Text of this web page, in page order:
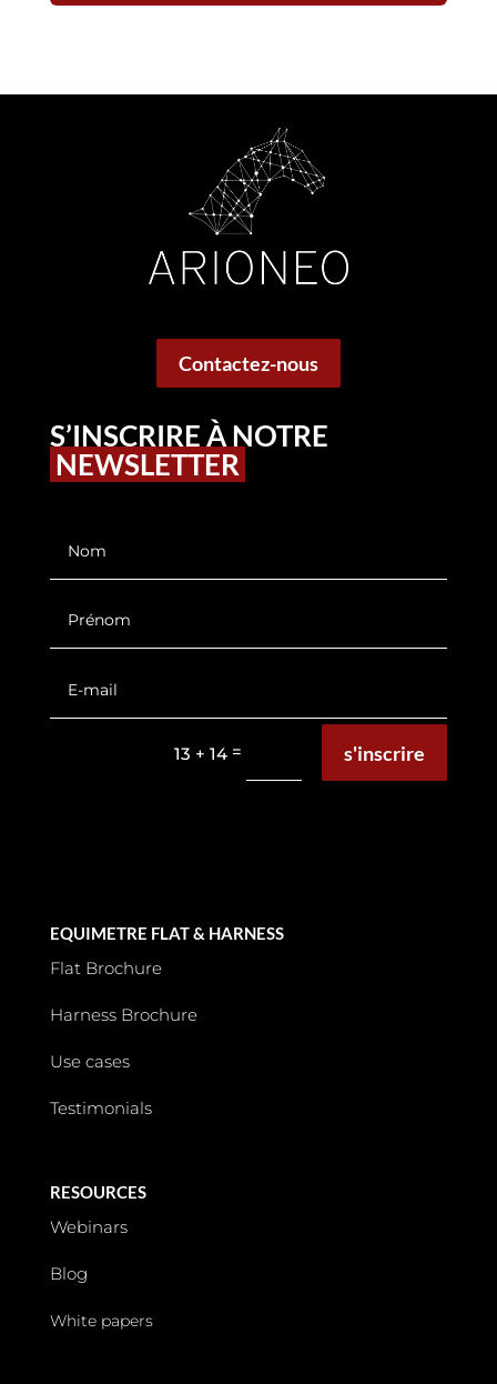
Contactez-nous
S’INSCRIRE À NOTRE
NEWSLETTER
13 + 14 = s'inscrire
EQUIMETRE FLAT & HARNESS
Flat Brochure
Harness Brochure
Use cases
Testimonials
RESOURCES
Webinars
Blog
White papers